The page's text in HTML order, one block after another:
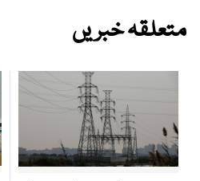
متعلقہ خبریں